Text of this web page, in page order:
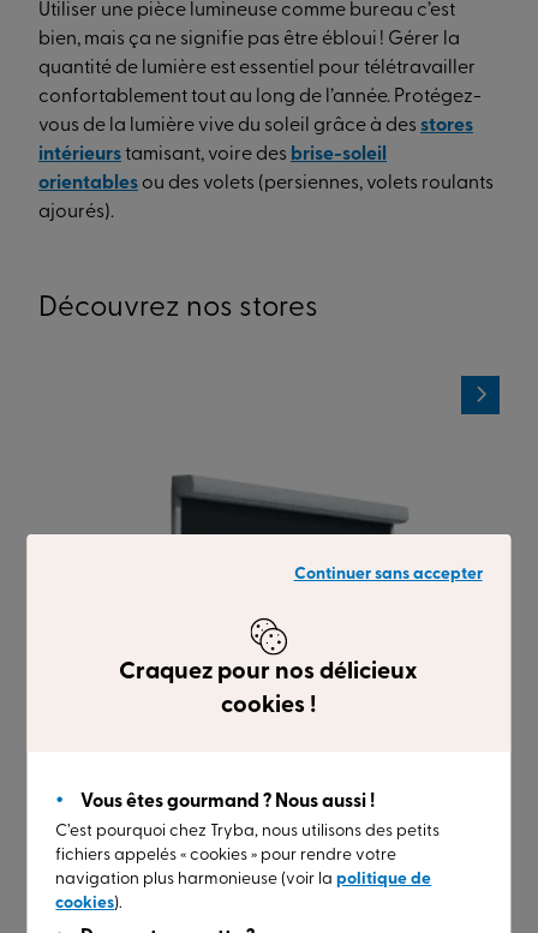
Utiliser une pièce lumineuse comme bureau c’est
bien, mais ça ne signifie pas être ébloui ! Gérer la
quantité de lumière est essentiel pour télétravailler
confortablement tout au long de l’année. Protégez-
vous de la lumière vive du soleil grâce à des stores
intérieurstamisant, voire des brise-soleil
orientables ou des volets (persiennes, volets roulants
ajourés).
Découvrez nos stores
Continuer sans accepter
Craquez pour nos délicieux
cookies !
Vous êtes gourmand ? Nous aussi !
C’est pourquoi chez Tryba, nous utilisons des petits
fichiers appelés « cookies » pour rendre votre
navigation plus harmonieuse (voir lapolitique de
cookies).